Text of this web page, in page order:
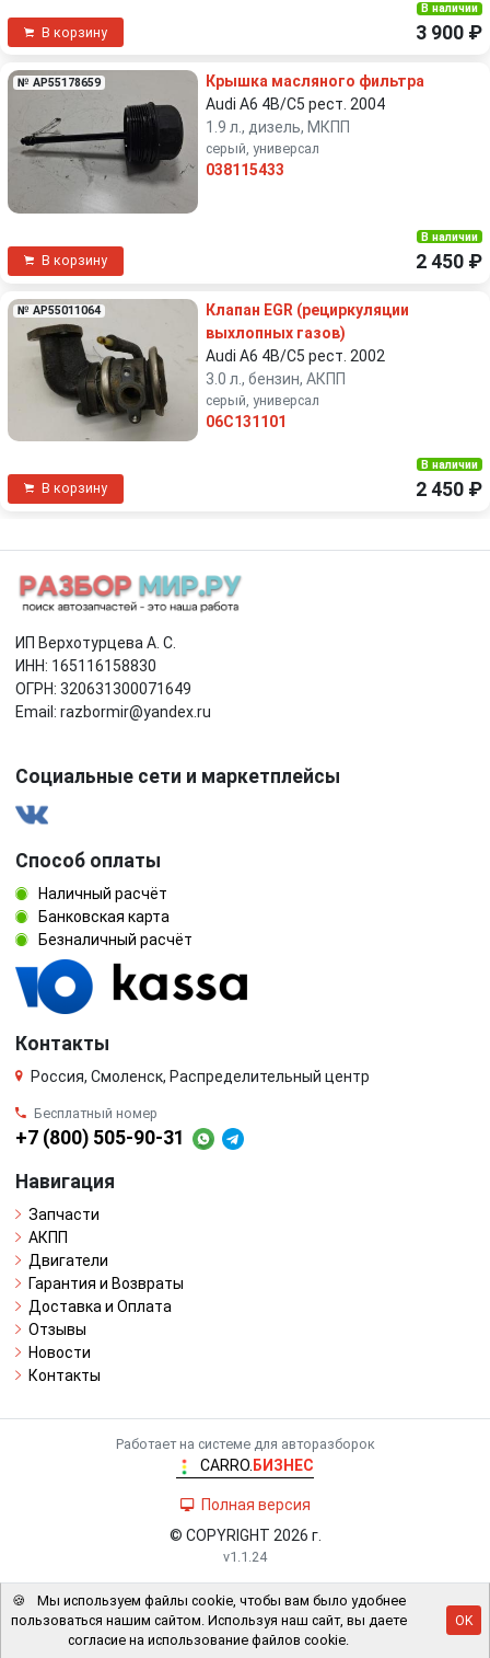
В корзину
В наличии
3 900 ₽
№ AP55178659
Крышка масляного фильтра
Audi A6 4B/C5 рест. 2004
1.9 л., дизель, МКПП
серый, универсал
038115433
В корзину
В наличии
2 450 ₽
№ AP55011064
Клапан EGR (рециркуляции
выхлопных газов)
Audi A6 4B/C5 рест. 2002
3.0 л., бензин, АКПП
серый, универсал
06C131101
В корзину
В наличии
2 450 ₽
ИП Верхотурцева А. С.
ИНН: 165116158830
ОГРН: 320631300071649
Email: razbormir@yandex.ru
Социальные сети и маркетплейсы
Способ оплаты
Наличный расчёт
Банковская карта
Безналичный расчёт
Контакты
Россия, Смоленск, Распределительный центр
Бесплатный номер
+7 (800) 505-90-31
Навигация
Запчасти
АКПП
Двигатели
Гарантия и Возвраты
Доставка и Оплата
Отзывы
Новости
Контакты
Работает на системе для авторазборок
CARRO. БИЗНЕС
Полная версия
© COPYRIGHT 2026 г.
v1.1.24
🍪
Мы используем файлы cookie, чтобы вам было удобнее
пользоваться нашим сайтом. Используя наш сайт, вы даете
согласие на использование файлов cookie.
OK